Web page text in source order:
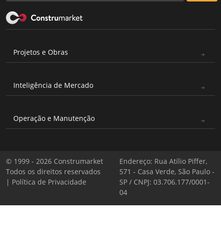
Projetos e Obras
Inteligência de Mercado
Operação e Manutenção
© 1999 - 2026 Construmarket
Todos os direitos reservados
| Política de Privacidade
Endereço: Rua Atílio Piffer,
571 - Casa Verde, São Paulo -
SP / CNPJ: 03.706.177/0001-
04